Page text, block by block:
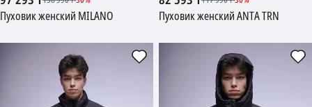
Пуховик женский MILANO Пуховик женский ANTA TRN